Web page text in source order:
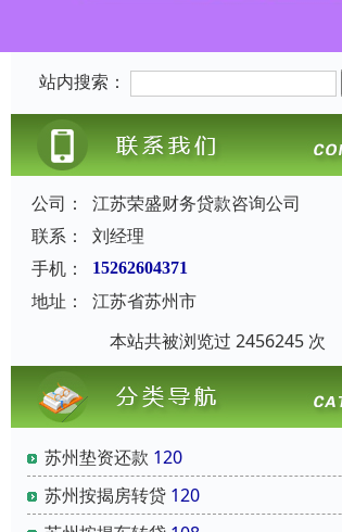
站内搜索：
公司：
江苏荣盛财务贷款咨询公司
联系：
刘经理
手机：
15262604371
地址：
江苏省苏州市
本站共被浏览过 2456245 次
苏州垫资还款 120
苏州按揭房转贷 120